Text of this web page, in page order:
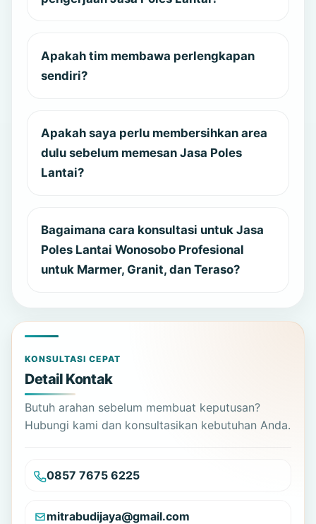
Apakah tim membawa perlengkapan
sendiri?
Apakah saya perlu membersihkan area
dulu sebelum memesan Jasa Poles
Lantai?
Bagaimana cara konsultasi untuk Jasa
Poles Lantai Wonosobo Profesional
untuk Marmer, Granit, dan Teraso?
KONSULTASI CEPAT
Detail Kontak
Butuh arahan sebelum membuat keputusan?
Hubungi kami dan konsultasikan kebutuhan Anda.
0857 7675 6225
mitrabudijaya@gmail.com